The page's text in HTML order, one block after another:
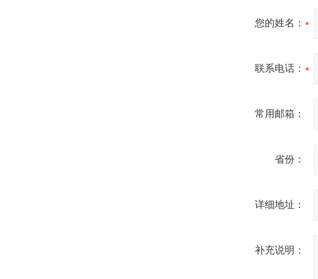
您的姓名：
联系电话：
常用邮箱：
省份：
详细地址：
补充说明：